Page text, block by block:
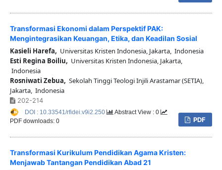
Transformasi Ekonomi dalam Perspektif PAK:
Mengintegrasikan Keuangan, Etika, dan Keadilan Sosial
Kasieli Harefa, Universitas Kristen Indonesia, Jakarta, Indonesia
Esti Regina Boiliu, Universitas Kristen Indonesia, Jakarta,
Indonesia
Rosniwati Zebua, Sekolah Tinggi Teologi Injili Arastamar (SETIA),
Jakarta, Indonesia
202-214
PDF
DOI : 10.33541/rfidei.v9i2.250
Abstract View : 0
PDF downloads: 0
Transformasi Kurikulum Pendidikan Agama Kristen:
Menjawab Tantangan Pendidikan Abad 21